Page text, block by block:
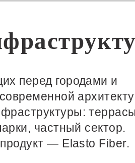
перед городами и
частный сектор.
— Elasto Fiber.